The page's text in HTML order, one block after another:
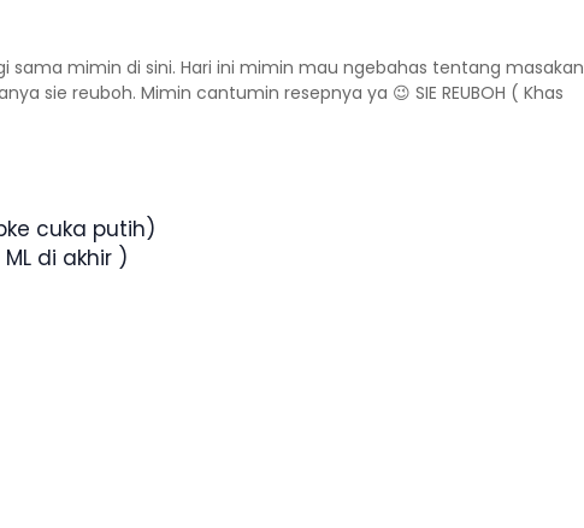
sama mimin di sini. Hari ini mimin mau ngebahas tentang masakan
sie reuboh. Mimin cantumin resepnya ya 😉 SIE REUBOH ( Khas
cuka putih)
di akhir )